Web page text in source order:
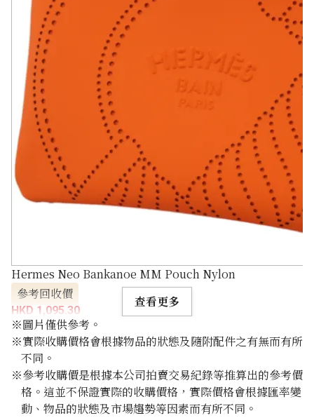
Hermes Neo Bankanoe MM Pouch Nylon
參考回收價
HKD 1,095.30
查看更多
※圖片僅供參考。
※實際收購價格會根據物品的狀態及隨附配件之有無而有所
不同。
※參考收購價是根據本公司拍賣交易紀錄等推算出的參考價
格。這並不保證實際的收購價格，實際價格會根據匯率變
動、物品的狀態及市場趨勢等因素而有所不同。